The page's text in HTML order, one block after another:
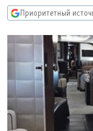
Вернутся
поиску
КАВКАЗ.РЕАЛИИ
СЕВЕР.РЕАЛИИ
СИБИРЬ.РЕАЛИИ
РАСПИСАНИЕ
ПОДПИШИТЕСЬ
Приоритетный